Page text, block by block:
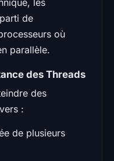
de
où
parallèle.
des Threads
des
:
de plusieurs